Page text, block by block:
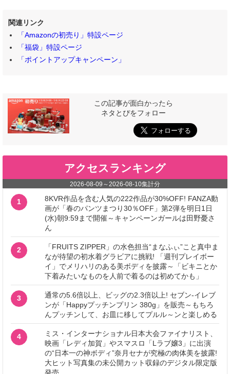
関連リンク
「Amazonの初売り」特設ページ
「福袋」特設ページ
「ポイントアップキャンペーン」
この記事が面白かったら
ネタとぴをフォロー
アクセスランキング
2026-08-09 ～2026-08-10集計分
1
8KVR作品を含む人気の222作品が30%OFF! FANZA動
画が「春のパンツまつり30％OFF」第2弾を明日1日
(水)朝9:59まで開催～キャンペーンガールは田野憂さ
ん
2
「FRUITS ZIPPER」の水色担当“まなふぃ”こと真中ま
なが待望の初水着グラビアに挑戦! 「週刊プレイボー
イ」でメリハリのある美ボディを披露～「ビキニとか
下着みたいなものを人前で着るのは初めてかも」
3
通常の5.6倍以上、ビッグの2.3倍以上! セブン‐イレブ
ンが「Happyプッチンプリン 380g」を販売～もちろ
んプッチンして、お皿に移してプルル～ンと楽しめる
4
ミス・インターナショナル日本大会ファイナリスト、
映画「レディ加賀」やスマスロ「Lラブ嬢3」に出演
の“日本一の神ボディ”奈月セナが究極の肉体美を披露!
大ヒット写真集の未公開カット収録のデジタル限定版